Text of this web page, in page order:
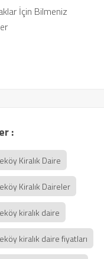
:
Kiralık Daire
Kiralık Daireler
kiralık daire
kiralık daire fiyatları